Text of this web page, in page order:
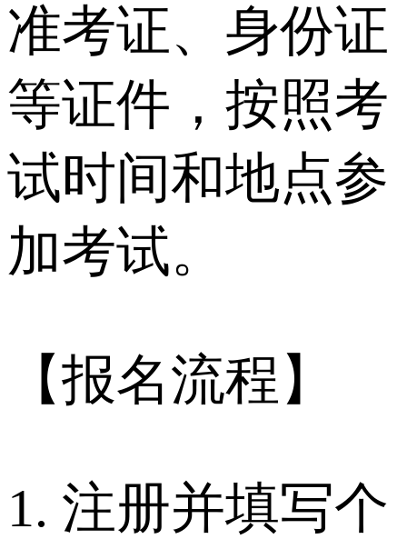
准考证、身份证
等证件，按照考
试时间和地点参
加考试。
【报名流程】
1. 注册并填写个